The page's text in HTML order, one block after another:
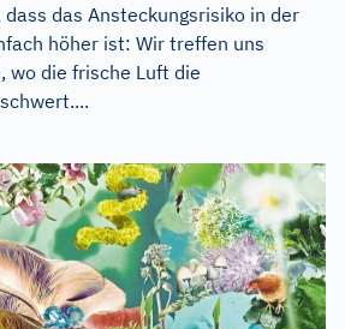
das Ansteckungsrisiko in der
höher ist: Wir treffen uns
wo die frische Luft die